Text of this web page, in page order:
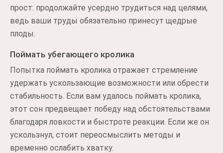
прост: продолжайте усердно трудиться над целями,
ведь ваши труды обязательно принесут щедрые
плоды.
Поймать убегающего кролика
Попытка поймать кролика отражает стремление
удержать ускользающие возможности или обрести
стабильность. Если вам удалось поймать кролика,
этот сон предвещает победу над обстоятельствами
благодаря ловкости и быстроте реакции. Если же он
ускользнул, стоит переосмыслить методы и
временно ослабить хватку.